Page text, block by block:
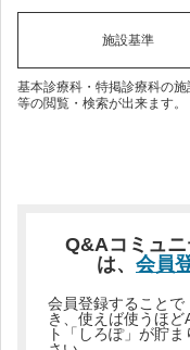
施設基準
基本診療科・特掲診療科の施
等の閲覧・検索が出来ます。
Q&Aコミュ
は、 会員
会員登録すること
き、使えば使うほ
ト「しろぽ」が貯